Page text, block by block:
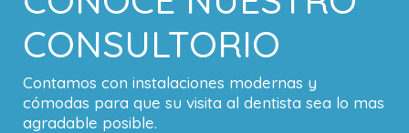
CONSULTORIO
Contamos con instalaciones modernas y
cómodas para que su visita al dentista sea lo mas
agradable posible.